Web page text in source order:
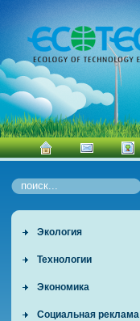
Экология
Технологии
Экономика
Социальная реклама